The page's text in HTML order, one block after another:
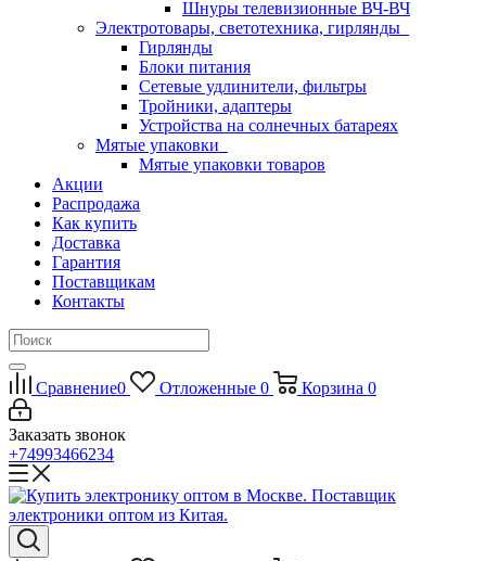
Шнуры телевизионные ВЧ-ВЧ
Электротовары, светотехника, гирлянды
Гирлянды
Блоки питания
Сетевые удлинители, фильтры
Тройники, адаптеры
Устройства на солнечных батареях
Мятые упаковки
Мятые упаковки товаров
Акции
Распродажа
Как купить
Доставка
Гарантия
Поставщикам
Контакты
Сравнение0 Отложенные 0 Корзина 0
Заказать звонок
+74993466234